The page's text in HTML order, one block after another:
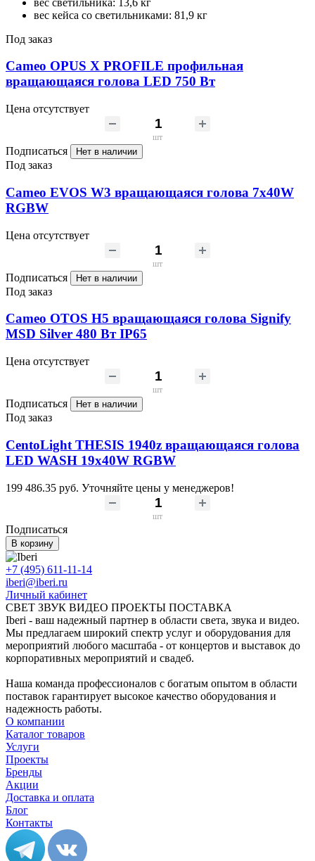
вес кейса со светильниками: 81,9 кг
Под заказ
Cameo OPUS X PROFILE профильная
вращающаяся голова LED 750 Вт
Цена отсутствует
шт
Подписаться Нет в наличии
Под заказ
Cameo EVOS W3 вращающаяся голова 7х40W
RGBW
Цена отсутствует
шт
Подписаться Нет в наличии
Под заказ
Cameo OTOS H5 вращающаяся голова Signify
MSD Silver 480 Вт IP65
Цена отсутствует
шт
Подписаться Нет в наличии
Под заказ
CentoLight THESIS 1940z вращающаяся голова
LED WASH 19x40W RGBW
199 486.35 руб. Уточняйте цены у менеджеров!
шт
Подписаться
В корзину
+7 (495) 611-11-14
iberi@iberi.ru
Личный кабинет
СВЕТ ЗВУК ВИДЕО ПРОЕКТЫ ПОСТАВКА
Iberi - ваш надежный партнер в области света, звука и видео.
Мы предлагаем широкий спектр услуг и оборудования для
мероприятий любого масштаба - от концертов и выставок до
корпоративных мероприятий и свадеб.
Наша команда профессионалов с богатым опытом в области
поставок гарантирует высокое качество оборудования и
надежность работы.
О компании
Каталог товаров
Услуги
Проекты
Бренды
Акции
Доставка и оплата
Блог
Контакты